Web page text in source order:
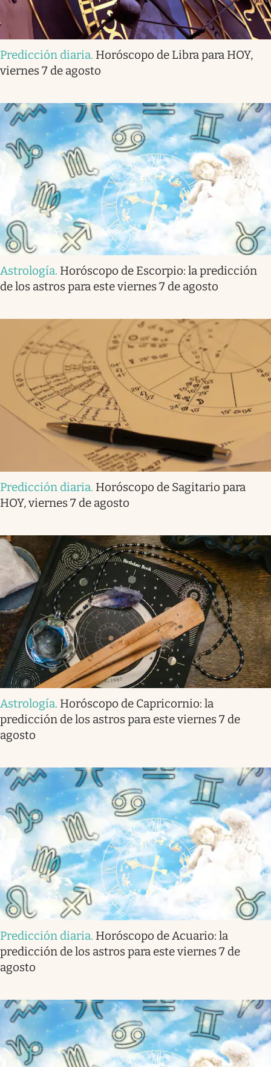
Predicción diaria. Horóscopo de Libra para HOY,
viernes 7 de agosto
Astrología. Horóscopo de Escorpio: la predicción
de los astros para este viernes 7 de agosto
Predicción diaria. Horóscopo de Sagitario para
HOY, viernes 7 de agosto
Astrología. Horóscopo de Capricornio: la
predicción de los astros para este viernes 7 de
agosto
Predicción diaria. Horóscopo de Acuario: la
predicción de los astros para este viernes 7 de
agosto